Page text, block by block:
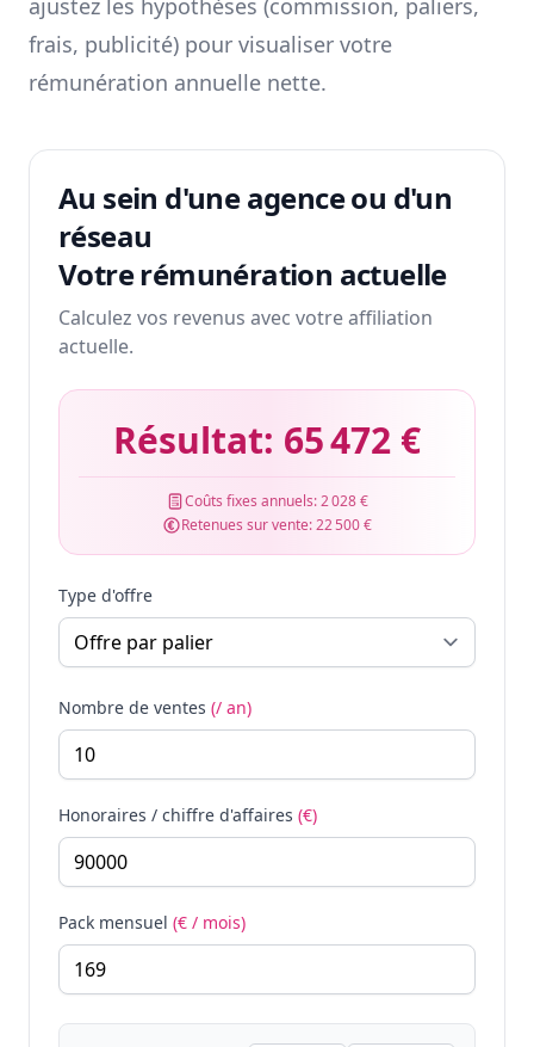
ajustez les hypothèses (commission, paliers,
frais, publicité) pour visualiser votre
rémunération annuelle nette.
Au sein d'une agence ou d'un
réseau
Votre rémunération actuelle
Calculez vos revenus avec votre affiliation
actuelle.
Résultat: 65 472 €
Coûts fixes annuels:2 028 €
Retenues sur vente:22 500 €
Type d'offre
Nombre de ventes (/ an)
Honoraires / chiffre d'affaires (€)
Pack mensuel (€ / mois)